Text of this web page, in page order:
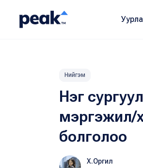
Нийгэм
Нэг
мэргэжил/
болголоо
Х.Оргил